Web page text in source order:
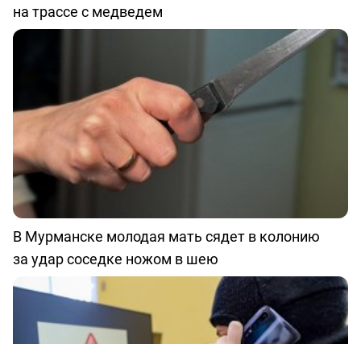
на трассе с медведем
В Мурманске молодая мать сядет в колонию
за удар соседке ножом в шею